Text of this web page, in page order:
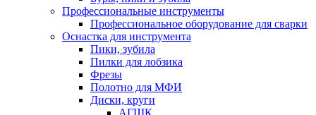
Профессиональные инструменты
Профессиональное оборудование для сварки
Оснастка для инструмента
Пики, зубила
Пилки для лобзика
Фрезы
Полотно для МФИ
Диски, круги
АГШК